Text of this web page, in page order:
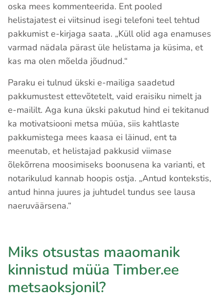
oska mees kommenteerida. Ent pooled
helistajatest ei viitsinud isegi telefoni teel tehtud
pakkumist e-kirjaga saata. „Küll olid aga enamuses
varmad nädala pärast üle helistama ja küsima, et
kas ma olen mõelda jõudnud.“
Paraku ei tulnud ükski e-mailiga saadetud
pakkumustest ettevõtetelt, vaid eraisiku nimelt ja
e-maililt. Aga kuna ükski pakutud hind ei tekitanud
ka motivatsiooni metsa müüa, siis kahtlaste
pakkumistega mees kaasa ei läinud, ent ta
meenutab, et helistajad pakkusid viimase
õlekõrrena moosimiseks boonusena ka varianti, et
notarikulud kannab hoopis ostja. „Antud kontekstis,
antud hinna juures ja juhtudel tundus see lausa
naeruväärsena.“
Miks otsustas maaomanik
kinnistud müüa Timber.ee
metsaoksjonil?